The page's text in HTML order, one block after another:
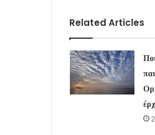
Related Articles